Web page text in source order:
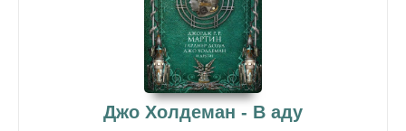
Джо Холдеман - В аду